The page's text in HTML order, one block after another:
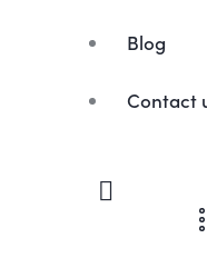
Blog
Contact